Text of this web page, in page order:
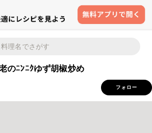
のﾆﾝﾆｸゆず胡椒炒め
フォロー